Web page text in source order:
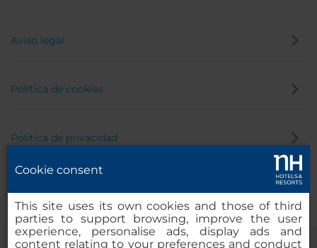
Aviso legal
Política de cookies
Política de privacidad
Cookie consent
This site uses its own cookies and those of third
parties to support browsing, improve the user
experience, personalise ads, display ads and
content relating to your preferences and conduct